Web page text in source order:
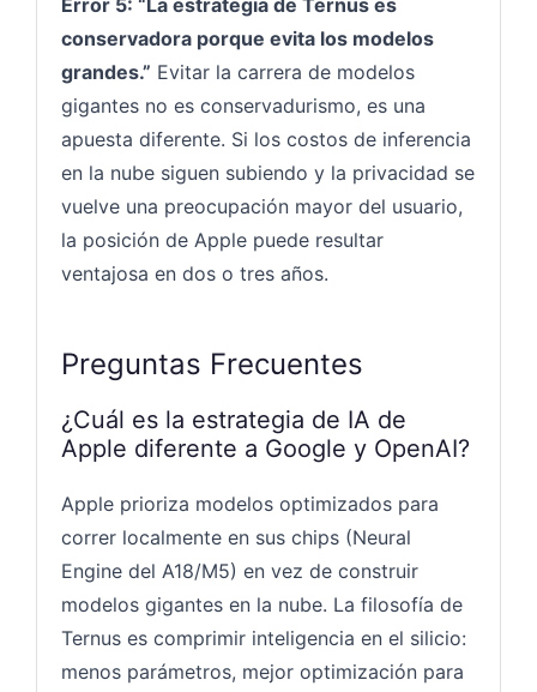
conservadora porque evita los modelos
grandes.” Evitar la carrera de modelos
gigantes no es conservadurismo, es una
apuesta diferente. Si los costos de inferencia
en la nube siguen subiendo y la privacidad se
vuelve una preocupación mayor del usuario,
la posición de Apple puede resultar
ventajosa en dos o tres años.
Preguntas Frecuentes
¿Cuál es la estrategia de IA de
Apple diferente a Google y OpenAI?
Apple prioriza modelos optimizados para
correr localmente en sus chips (Neural
Engine del A18/M5) en vez de construir
modelos gigantes en la nube. La filosofía de
Ternus es comprimir inteligencia en el silicio:
menos parámetros, mejor optimización para